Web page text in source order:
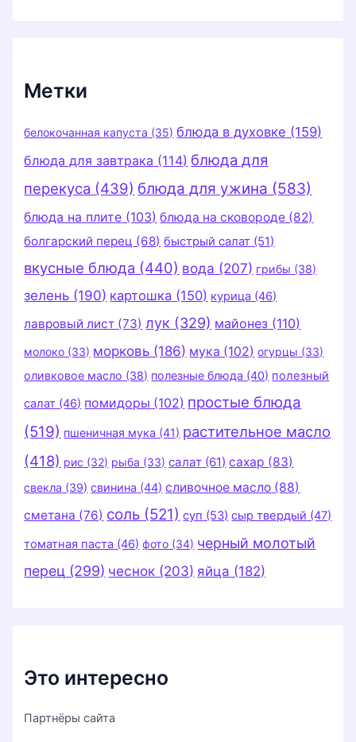
Метки
белокочанная капуста (35) блюда в духовке (159)
блюда для завтрака (114) блюда для
перекуса (439) блюда для ужина (583)
блюда на плите (103) блюда на сковороде (82)
болгарский перец (68) быстрый салат (51)
вкусные блюда (440) вода (207) грибы (38)
зелень (190) картошка (150) курица (46)
лавровый лист (73) лук (329) майонез (110)
молоко (33) морковь (186) мука (102) огурцы (33)
оливковое масло (38) полезные блюда (40) полезный
салат (46) помидоры (102) простые блюда
(519) пшеничная мука (41) растительное масло
(418) рис (32) рыба (33) салат (61) сахар (83)
свекла (39) свинина (44) сливочное масло (88)
сметана (76) соль (521) суп (53) сыр твердый (47)
томатная паста (46) фото (34) черный молотый
перец (299) чеснок (203) яйца (182)
Это интересно
Партнёры сайта